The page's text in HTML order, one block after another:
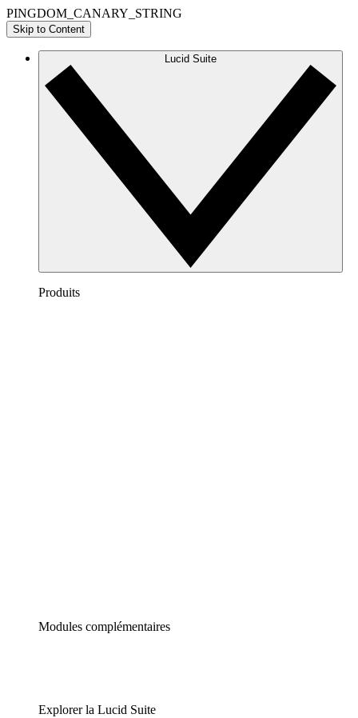
PINGDOM_CANARY_STRING
Skip to Content
Lucid Suite
Produits
Modules complémentaires
Explorer la Lucid Suite